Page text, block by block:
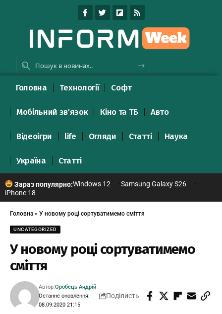
Головна Технології Софт
Мобільний зв’язок Кіно та ТБ Авто
Відеоігри life Огляди Статті Наука
Україна Статті
Зараз популярно:Windows 12
Samsung Galaxy S26
iPhone 18
Головна » У новому році сортуватимемо сміття
UNCATEGORIZED
У новому році сортуватимемо
сміття
Останнє оновлення:
08.09.2020 21:15
Автор:Оробець Андрій
Поділисть